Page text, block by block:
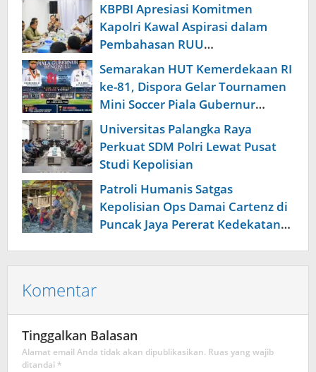
KBPBI Apresiasi Komitmen
Kapolri Kawal Aspirasi dalam
Pembahasan RUU
Ketenagakerjaan
Semarakan HUT Kemerdekaan RI
ke-81, Dispora Gelar Tournamen
Mini Soccer Piala Gubernur
Bengkulu
Universitas Palangka Raya
Perkuat SDM Polri Lewat Pusat
Studi Kepolisian
Patroli Humanis Satgas
Kepolisian Ops Damai Cartenz di
Puncak Jaya Pererat Kedekatan
Komentar
Tinggalkan Balasan
Alamat email Anda tidak akan dipublikasikan. Ruas yang wajib
ditandai *